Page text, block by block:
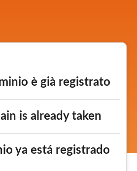
è già registrato
is already taken
ya está registrado